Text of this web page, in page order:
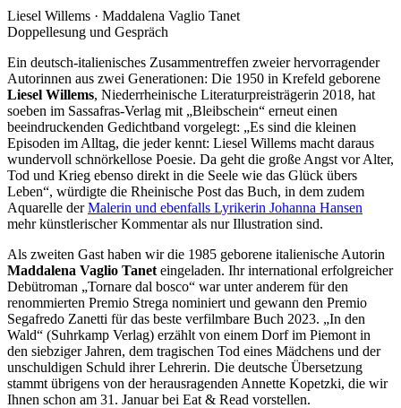
Liesel Willems · Maddalena Vaglio Tanet
Doppellesung und Gespräch
Ein deutsch-italienisches Zusammentreffen zweier hervorragender
Autorinnen aus zwei Generationen: Die 1950 in Krefeld geborene
Liesel Willems, Niederrheinische Literaturpreisträgerin 2018, hat
soeben im Sassafras-Verlag mit „Bleibschein“ erneut einen
beeindruckenden Gedichtband vorgelegt: „Es sind die kleinen
Episoden im Alltag, die jeder kennt: Liesel Willems macht daraus
wundervoll schnörkellose Poesie. Da geht die große Angst vor Alter,
Tod und Krieg ebenso direkt in die Seele wie das Glück übers
Leben“, würdigte die Rheinische Post das Buch, in dem zudem
Aquarelle derMalerin und ebenfalls Lyrikerin Johanna Hansen
mehr künstlerischer Kommentar als nur Illustration sind.
Als zweiten Gast haben wir die 1985 geborene italienische Autorin
Maddalena Vaglio Tanet eingeladen. Ihr international erfolgreicher
Debütroman „Tornare dal bosco“ war unter anderem für den
renommierten Premio Strega nominiert und gewann den Premio
Segafredo Zanetti für das beste verfilmbare Buch 2023. „In den
Wald“ (Suhrkamp Verlag) erzählt von einem Dorf im Piemont in
den siebziger Jahren, dem tragischen Tod eines Mädchens und der
unschuldigen Schuld ihrer Lehrerin. Die deutsche Übersetzung
stammt übrigens von der herausragenden Annette Kopetzki, die wir
Ihnen schon am 31. Januar bei Eat & Read vorstellen.